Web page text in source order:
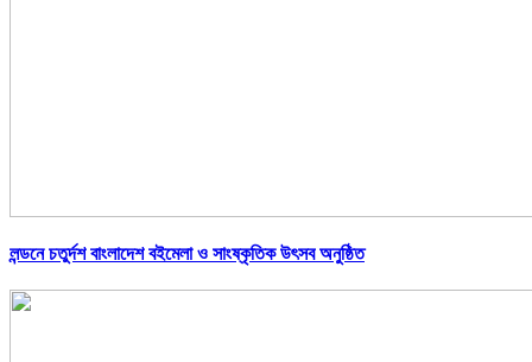
লন্ডনে চতুর্দশ বাংলাদেশ বইমেলা ও সাংষ্কৃতিক উৎসব অনুষ্ঠিত